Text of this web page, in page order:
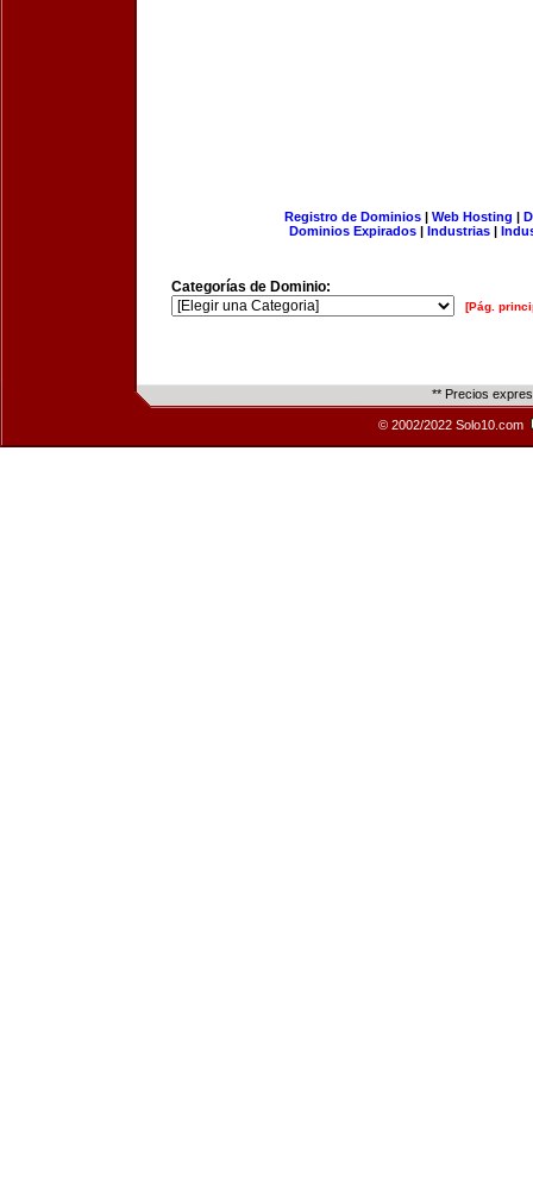
Registro de Dominios| Web Hosting |
Dominios Expirados | Industrias |
Categorías de Dominio:
[Pág.
** Precios
© 2002/2022 Solo10.com